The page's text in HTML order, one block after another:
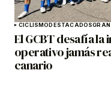
CICLISMO DESTACADOS
El GCBT desafía
operativo jamás
canario